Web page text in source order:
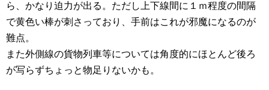
ら、かなり迫力が出る。ただし上下線間に１ｍ程度の間隔
で黄色い棒が刺さっており、手前はこれが邪魔になるのが
難点。
また外側線の貨物列車等については角度的にほとんど後ろ
が写らずちょっと物足りないかも。